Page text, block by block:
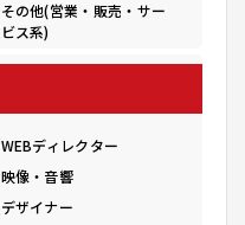
その他(営業・販売・サー
ビス系)
WEBディレクター
映像・音響
デザイナー